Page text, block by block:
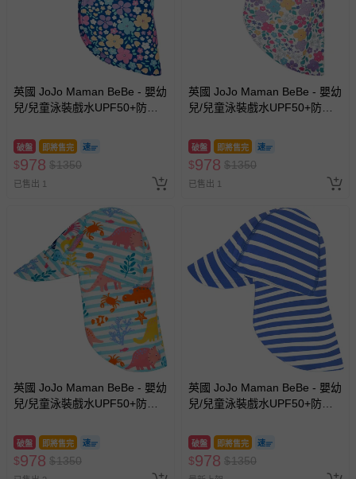
英國 JoJo Maman BeBe - 嬰幼
兒/兒童泳裝戲水UPF50+防曬
破盤 即將售完
$978 $1350
已售出 1
英國 JoJo Maman BeBe - 嬰幼
兒/兒童泳裝戲水UPF50+防曬
破盤 即將售完
$978 $1350
已售出 1
英國 JoJo Maman BeBe - 嬰幼
兒/兒童泳裝戲水UPF50+防曬
破盤 即將售完
$978 $1350
英國 JoJo Maman BeBe - 嬰幼
兒/兒童泳裝戲水UPF50+防曬
破盤 即將售完
$978 $1350